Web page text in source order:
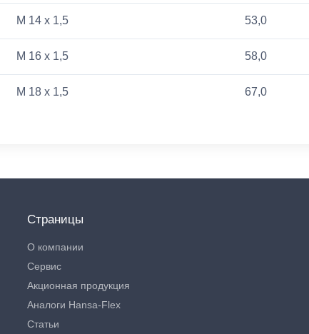
M 14 x 1,5 53,0
M 16 x 1,5 58,0
M 18 x 1,5 67,0
Страницы
О компании
Сервис
Акционная продукция
Аналоги Hansa-Flex
Статьи